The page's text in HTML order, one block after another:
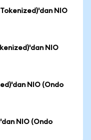
NIO
NIO
NIO (Ondo
NIO (Ondo